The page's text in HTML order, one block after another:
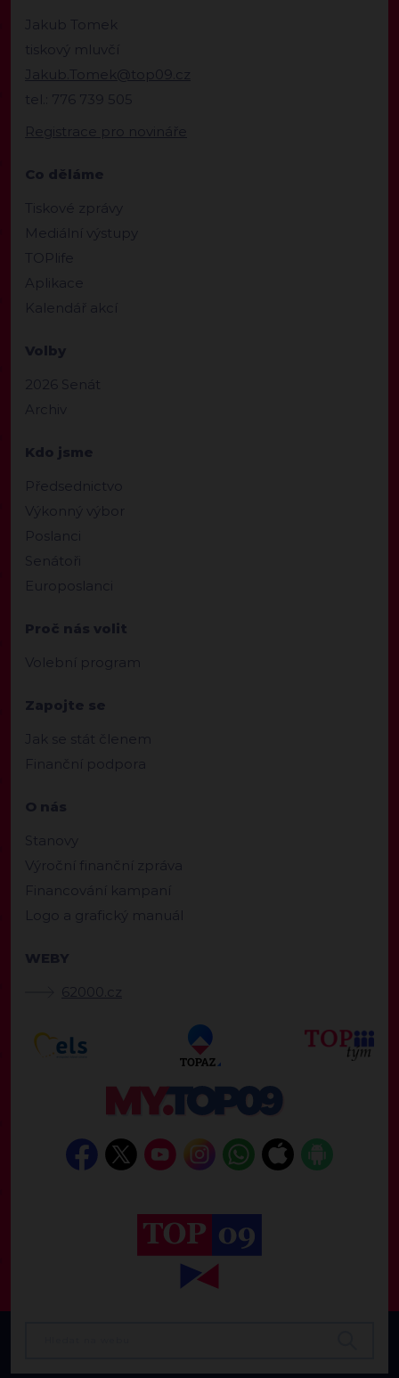
Jakub Tomek
tiskový mluvčí
Jakub.Tomek@top09.cz
tel.: 776 739 505
Registrace pro novináře
Co děláme
Tiskové zprávy
Mediální výstupy
TOPlife
Aplikace
Kalendář akcí
Volby
2026 Senát
Archiv
Kdo jsme
Předsednictvo
Výkonný výbor
Poslanci
Senátoři
Europoslanci
Proč nás volit
Volební program
Zapojte se
Jak se stát členem
Finanční podpora
O nás
Stanovy
Výroční finanční zpráva
Financování kampaní
Logo a grafický manuál
WEBY
62000.cz